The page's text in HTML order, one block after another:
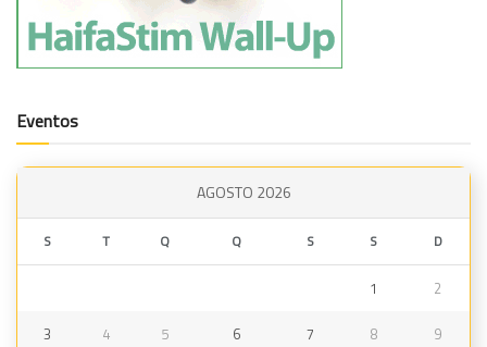
Eventos
AGOSTO 2026
S T Q Q S S D
1 2
3 4 5 6 7 8 9